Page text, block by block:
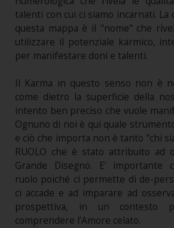
talenti con cui ci siamo incarnati. La
questa mappa è il "nome" che
utilizzare il potenziale karmico,
per manifestare doni e talenti.
Il Karma in questo senso non è
come dietro la superficie della
intento ben preciso che vuole
Ognuno di noi è qui quale
e ciò che importa non è tanto "chi
RUOLO che è stato attribuito ad
Grande Disegno. E’ importante
ruolo poiché ci permette di de-
ci accade e ad imparare ad
prospettiva, in un contesto
comprendere l’Amore celato.